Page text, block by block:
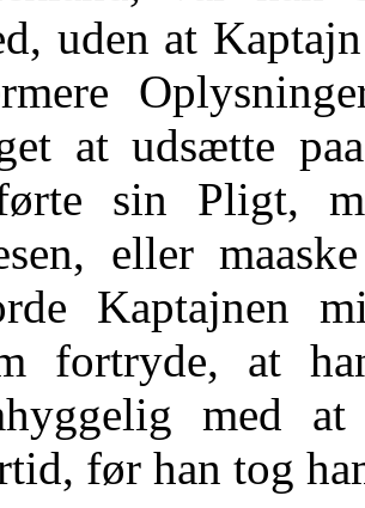
uden at
at udsætte
sin Pligt,
eller
Kaptajnen
fortryde, at
med
før han tog